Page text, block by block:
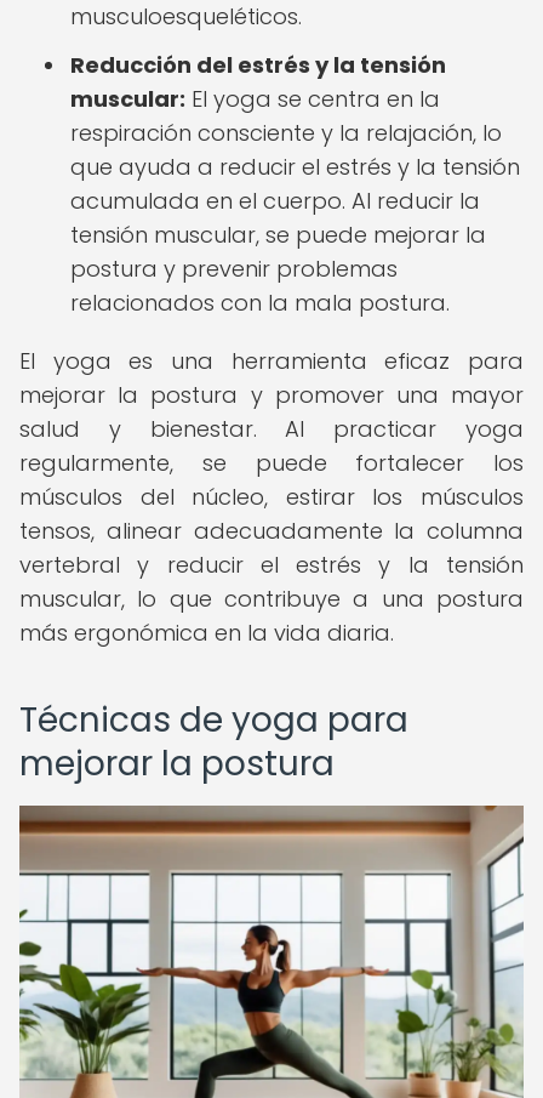
musculoesqueléticos.
Reducción del estrés y la tensión
muscular: El yoga se centra en la
respiración consciente y la relajación, lo
que ayuda a reducir el estrés y la tensión
acumulada en el cuerpo. Al reducir la
tensión muscular, se puede mejorar la
postura y prevenir problemas
relacionados con la mala postura.
El yoga es una herramienta eficaz para
mejorar la postura y promover una mayor
salud y bienestar. Al practicar yoga
regularmente, se puede fortalecer los
músculos del núcleo, estirar los músculos
tensos, alinear adecuadamente la columna
vertebral y reducir el estrés y la tensión
muscular, lo que contribuye a una postura
más ergonómica en la vida diaria.
Técnicas de yoga para
mejorar la postura